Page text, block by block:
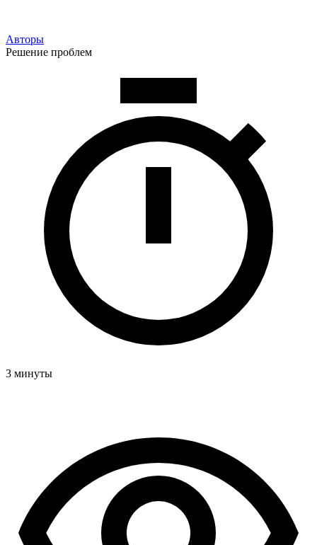
Авторы
Решение проблем
3 минуты